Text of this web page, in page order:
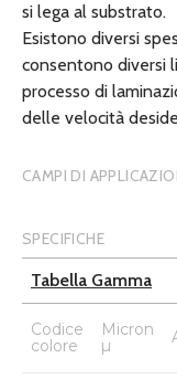
si lega al substrato.
Esistono diversi
consentono diversi
processo di
delle velocità
CAMPI DI
SPECIFICHE
Tabella Gamma
Codice
colore
Micron
µ